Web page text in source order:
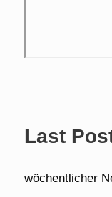
Last
wöchentlicher